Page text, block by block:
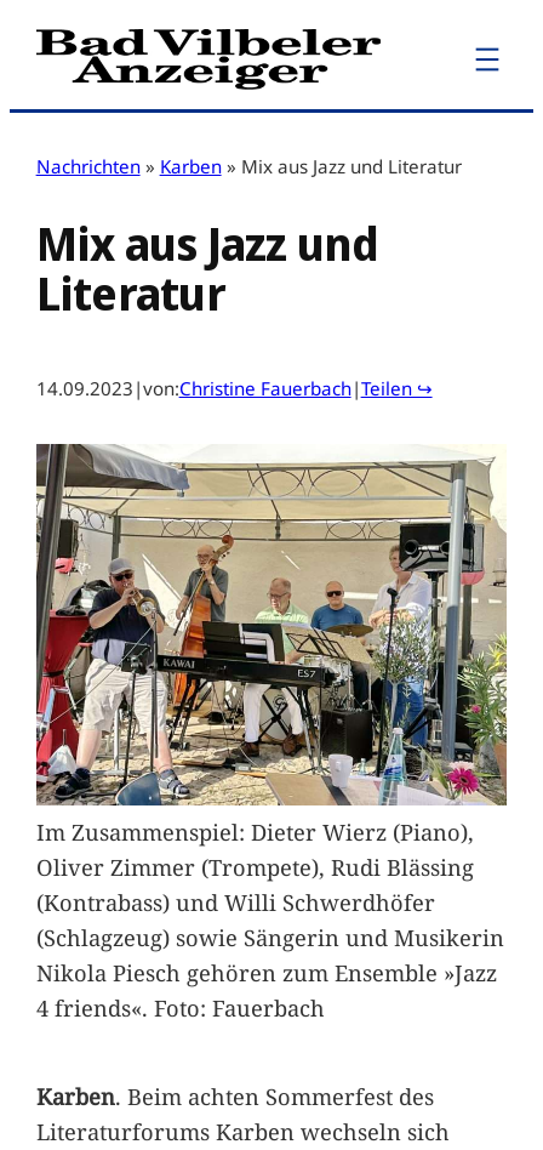
Zum
Inhalt
Nachrichten » Karben » Mix aus Jazz und Literatur
Mix aus Jazz und
Literatur
14.09.2023 |von:Christine Fauerbach|Teilen ↪
Im Zusammenspiel: Dieter Wierz (Piano),
Oliver Zimmer (Trompete), Rudi Blässing
(Kontrabass) und Willi Schwerdhöfer
(Schlagzeug) sowie Sängerin und Musikerin
Nikola Piesch gehören zum Ensemble »Jazz
4 friends«. Foto: Fauerbach
Karben. Beim achten Sommerfest des
Literaturforums Karben wechseln sich